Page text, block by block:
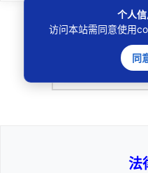
法
个人
访问本站需同意使用
同